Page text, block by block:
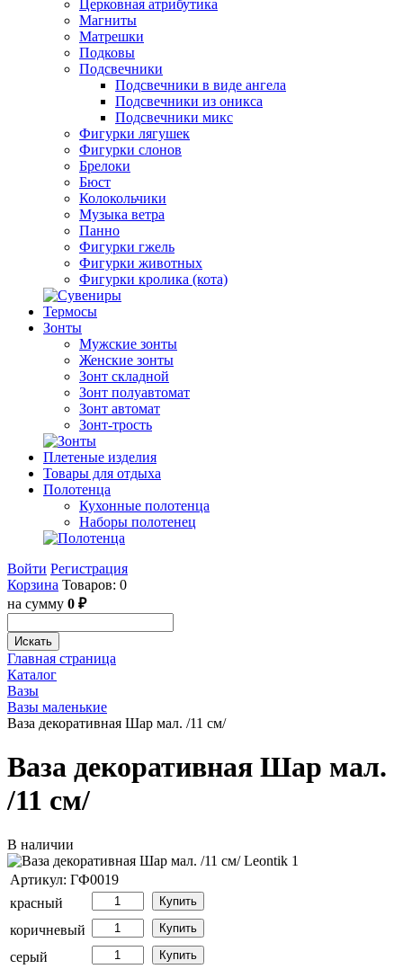
Церковная атрибутика
Магниты
Матрешки
Подковы
Подсвечники
Подсвечники в виде ангела
Подсвечники из оникса
Подсвечники микс
Фигурки лягушек
Фигурки слонов
Брелоки
Бюст
Колокольчики
Музыка ветра
Панно
Фигурки гжель
Фигурки животных
Фигурки кролика (кота)
Термосы
Зонты
Мужские зонты
Женские зонты
Зонт складной
Зонт полуавтомат
Зонт автомат
Зонт-трость
Плетеные изделия
Товары для отдыха
Полотенца
Кухонные полотенца
Наборы полотенец
Войти Регистрация
Корзина Товаров: 0
на сумму 0 ₽
Искать
Главная страница
Каталог
Вазы
Вазы маленькие
Ваза декоративная Шар мал. /11 см/
Ваза декоративная Шар мал.
/11 см/
В наличии
Артикул: ГФ0019
красный
Купить
коричневый Купить
серый Купить